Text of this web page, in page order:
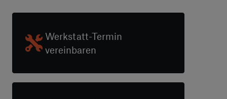
Werkstatt-Termin
vereinbaren